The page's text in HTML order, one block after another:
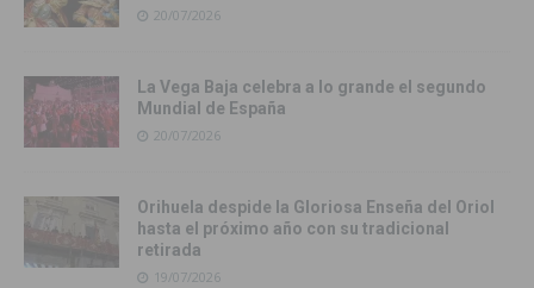
20/07/2026
La Vega Baja celebra a lo grande el segundo
Mundial de España
20/07/2026
Orihuela despide la Gloriosa Enseña del Oriol
hasta el próximo año con su tradicional
retirada
19/07/2026